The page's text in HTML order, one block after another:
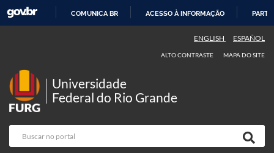
COMUNICA BR ACESSO À INFORMAÇÃO
ENGLISH ESPAÑOL
ALTO CONTRASTE MAPA DO SITE
Universidade
Federal do Rio Grande